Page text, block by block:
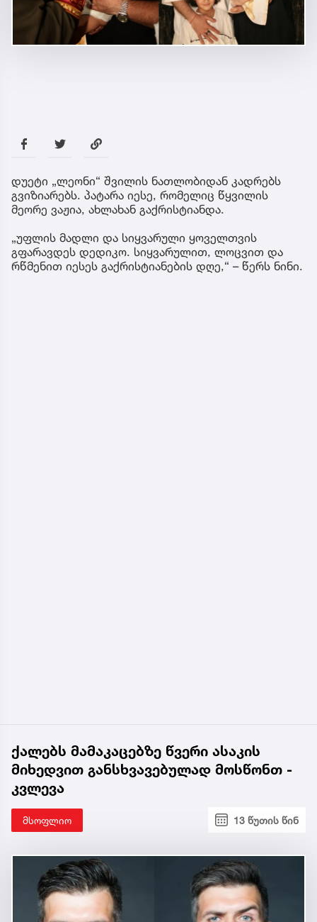
დუეტი „ლეონი“ შვილის ნათლობიდან კადრებს
გვიზიარებს. პატარა იესე, რომელიც წყვილის
მეორე ვაჟია, ახლახან გაქრისტიანდა.
„უფლის მადლი და სიყვარული ყოველთვის
გფარავდეს დედიკო. სიყვარულით, ლოცვით და
რწმენით იესეს გაქრისტიანების დღე,“ – წერს ნინი.
ქალებს მამაკაცებზე წვერი ასაკის
მიხედვით განსხვავებულად მოსწონთ -
კვლევა
მსოფლიო 13 წუთის წინ